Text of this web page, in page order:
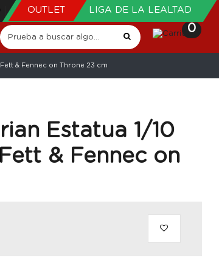
OUTLET LIGA DE LA LEALTAD
0
& Fennec on Throne 23 cm
Estatua 1/10
& Fennec on